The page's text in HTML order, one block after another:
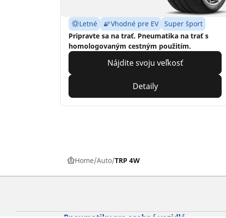
Letné Vhodné pre EV
Super šport
Pripravte sa na trať. Pneumatika na trať s
homologovaným cestným použitím.
Nájdite svoju veľkosť
Detaily
Home Auto TRP 4W